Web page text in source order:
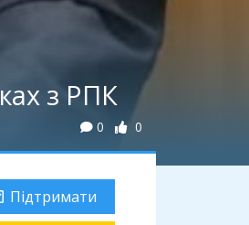
з РПК
0 0
Підтримати